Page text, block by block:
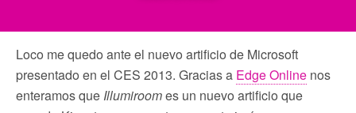
Loco me quedo ante el nuevo artificio de Microsoft
presentado en el CES 2013. Gracias a Edge Online nos
enteramos que Illumiroomes un nuevo artificio que